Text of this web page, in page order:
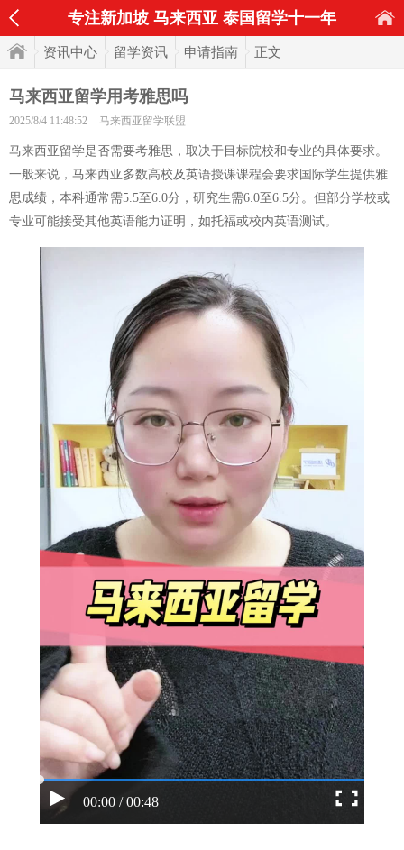
专注新加坡 马来西亚 泰国留学十一年
资讯中心 留学资讯 申请指南 正文
马来西亚留学用考雅思吗
2025/8/4 11:48:52 马来西亚留学联盟
马来西亚留学是否需要考雅思，取决于目标院校和专业的具体要求。
一般来说，马来西亚多数高校及英语授课课程会要求国际学生提供雅
思成绩，本科通常需5.5至6.0分，研究生需6.0至6.5分。但部分学校或
专业可能接受其他英语能力证明，如托福或校内英语测试。
00:00 / 00:48